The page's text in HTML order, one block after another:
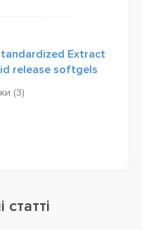
Extract
release softgels
(3)
статті